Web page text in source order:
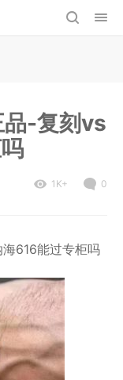
-复刻vs
1K+ 0
616能过专柜吗